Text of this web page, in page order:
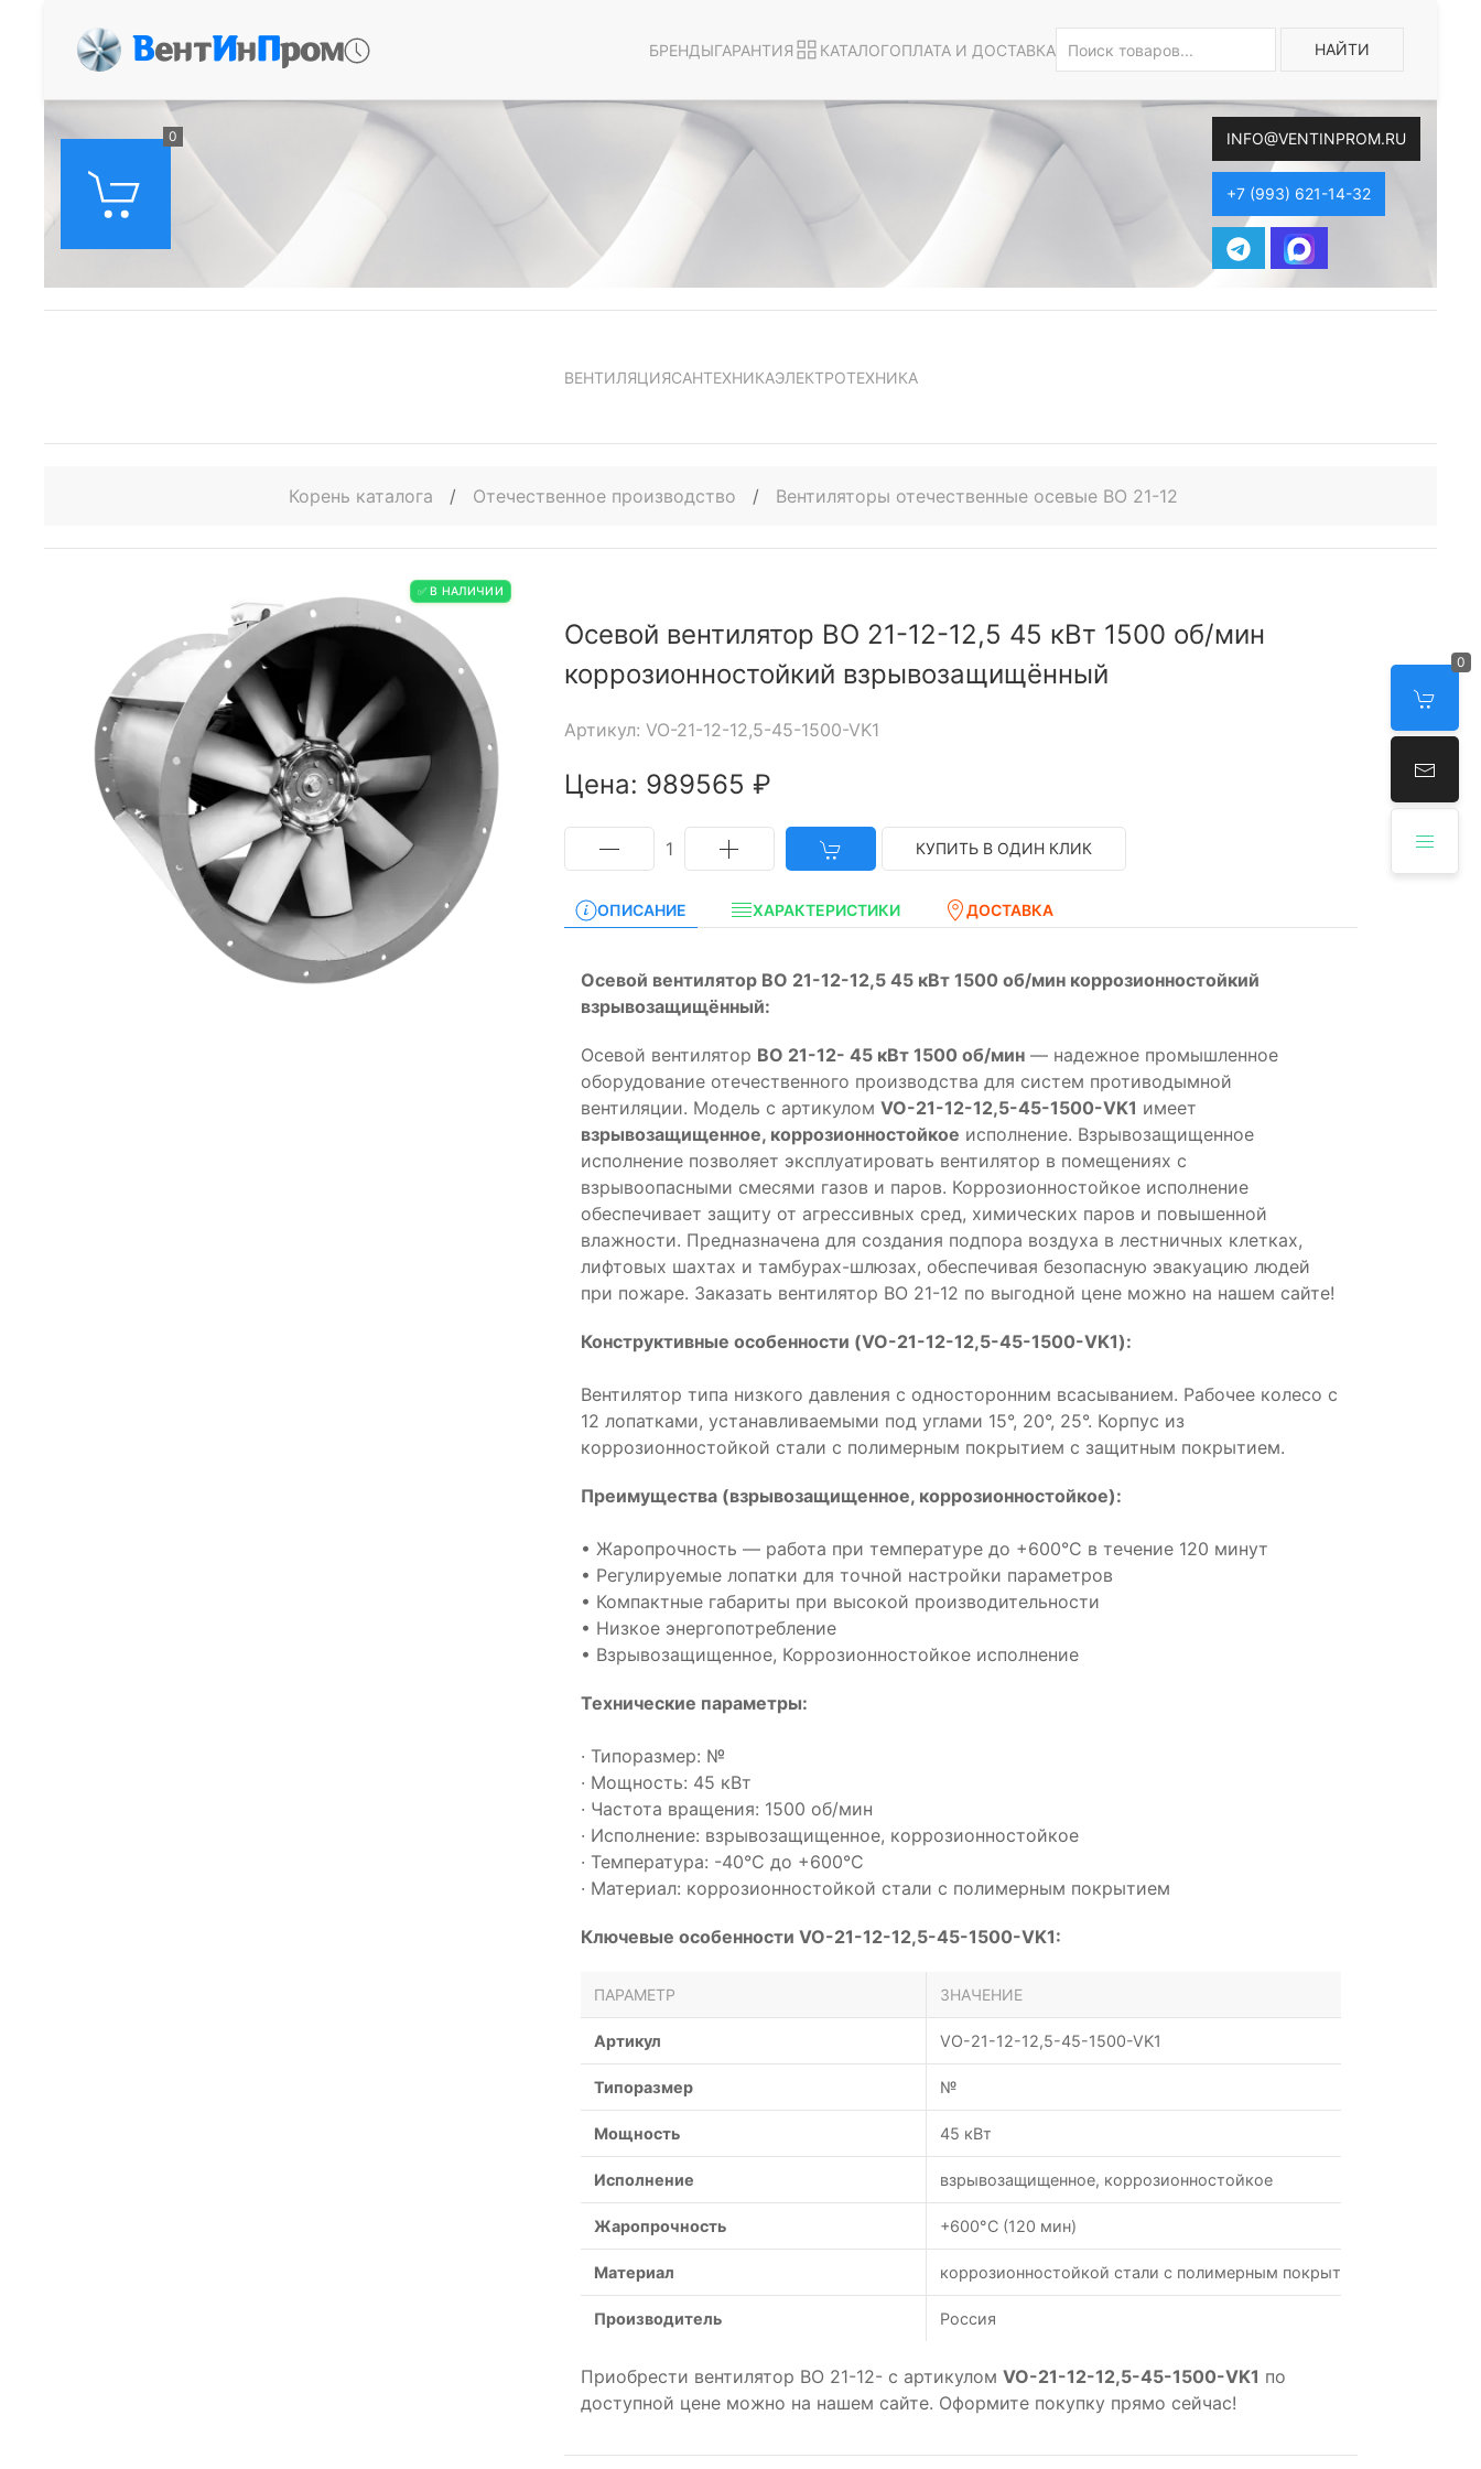
ВентИнПром БРЕНДЫГАРАНТИЯ КАТАЛОГОПЛАТА И ДОСТАВКА НАЙТИ
0 INFO@VENTINPROM.RU
+7 (993) 621-14-32
0
ВЕНТИЛЯЦИЯСАНТЕХНИКАЭЛЕКТРОТЕХНИКА
Корень каталога / Отечественное производство / Вентиляторы отечественные осевые ВО 21-12
✅ В НАЛИЧИИ
Осевой вентилятор ВО 21-12-12,5 45 кВт 1500 об/мин
коррозионностойкий взрывозащищённый
Артикул: VO-21-12-12,5-45-1500-VK1
Цена: 989565 ₽
1 КУПИТЬ В ОДИН КЛИК
ОПИСАНИЕ ХАРАКТЕРИСТИКИ ДОСТАВКА
Осевой вентилятор ВО 21-12-12,5 45 кВт 1500 об/мин коррозионностойкий
взрывозащищённый:
Осевой вентилятор ВО 21-12- 45 кВт 1500 об/мин — надежное промышленное
оборудование отечественного производства для систем противодымной
вентиляции. Модель с артикулом VO-21-12-12,5-45-1500-VK1 имеет
взрывозащищенное, коррозионностойкое исполнение. Взрывозащищенное
исполнение позволяет эксплуатировать вентилятор в помещениях с
взрывоопасными смесями газов и паров. Коррозионностойкое исполнение
обеспечивает защиту от агрессивных сред, химических паров и повышенной
влажности. Предназначена для создания подпора воздуха в лестничных клетках,
лифтовых шахтах и тамбурах-шлюзах, обеспечивая безопасную эвакуацию людей
при пожаре. Заказать вентилятор ВО 21-12 по выгодной цене можно на нашем сайте!
Конструктивные особенности (VO-21-12-12,5-45-1500-VK1):
Вентилятор типа низкого давления с односторонним всасыванием. Рабочее колесо с
12 лопатками, устанавливаемыми под углами 15°, 20°, 25°. Корпус из
коррозионностойкой стали с полимерным покрытием с защитным покрытием.
Преимущества (взрывозащищенное, коррозионностойкое):
• Жаропрочность — работа при температуре до +600°С в течение 120 минут
• Регулируемые лопатки для точной настройки параметров
• Компактные габариты при высокой производительности
• Низкое энергопотребление
• Взрывозащищенное, Коррозионностойкое исполнение
Технические параметры:
· Типоразмер: №
· Мощность: 45 кВт
· Частота вращения: 1500 об/мин
· Исполнение: взрывозащищенное, коррозионностойкое
· Температура: -40°С до +600°С
· Материал: коррозионностойкой стали с полимерным покрытием
Ключевые особенности VO-21-12-12,5-45-1500-VK1:
ПАРАМЕТР ЗНАЧЕНИЕ
Артикул VO-21-12-12,5-45-1500-VK1
Типоразмер №
Мощность 45 кВт
Исполнение взрывозащищенное, коррозионностойкое
Жаропрочность +600°С (120 мин)
Материал коррозионностойкой стали с полимерным покрытием
Производитель Россия
Приобрести вентилятор ВО 21-12- с артикулом VO-21-12-12,5-45-1500-VK1 по
доступной цене можно на нашем сайте. Оформите покупку прямо сейчас!